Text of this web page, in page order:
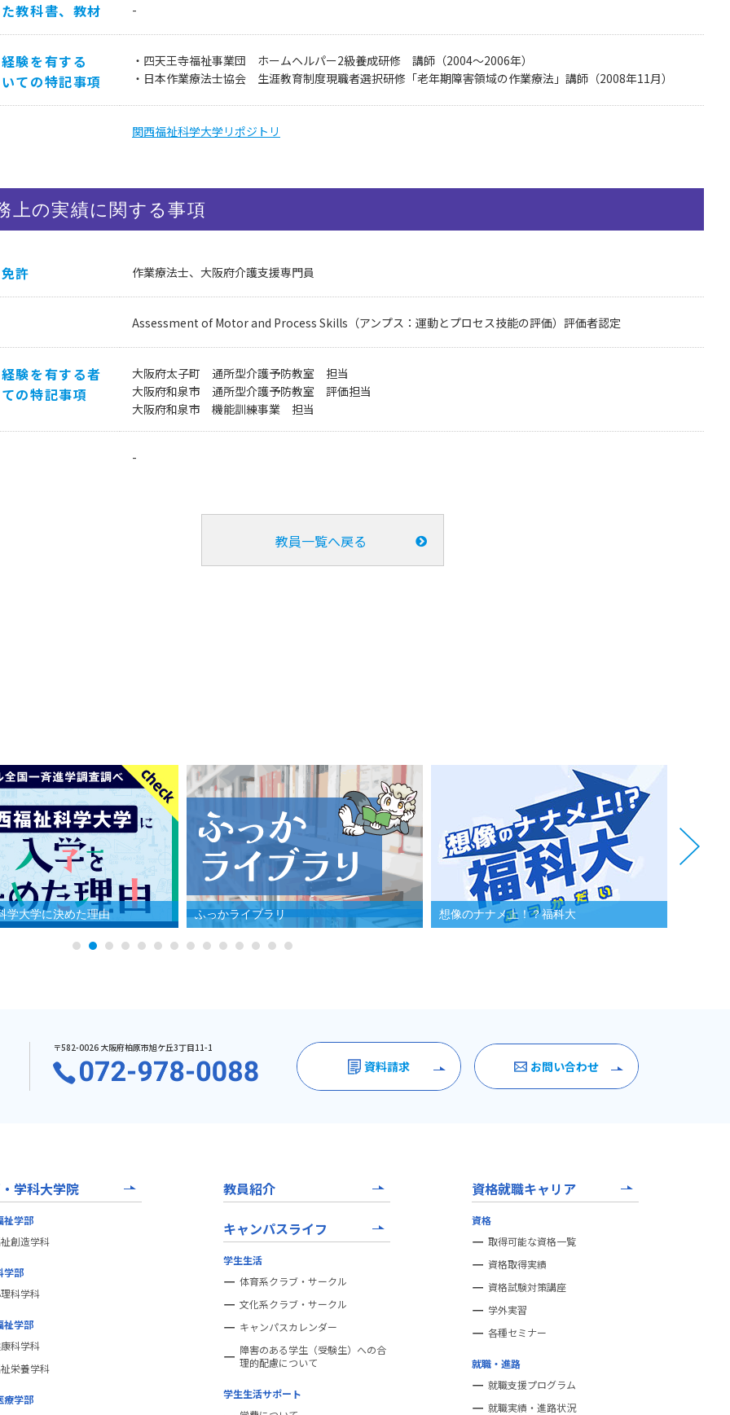
教科書、教材 -
験を有する
ての特記事項
・四天王寺福祉事業団 ホームヘルパー2級養成研修 講師（2004～2006年）
・日本作業療法士協会 生涯教育制度現職者選択研修「老年期障害領域の作業療法」講師（2008年11月）
関西福祉科学大学リポジトリ
上の実績に関する事項
許 作業療法士、大阪府介護支援専門員
Assessment of Motor and Process Skills（アンプス：運動とプロセス技能の評価）評価者認定
験を有する者
の特記事項
大阪府太子町 通所型介護予防教室 担当
大阪府和泉市 通所型介護予防教室 評価担当
大阪府和泉市 機能訓練事業 担当
-
教員一覧へ戻る
学大学に決めた理由 ふっかライブラリ 想像のナナメ上！？福科大
〒582-0026 大阪府柏原市旭ケ丘3丁目11-1
資料請求 お問い合わせ
学科大学院
祉学部
創造学科
学部
科学科
祉学部
科学科
栄養学科
療学部
教員紹介
キャンパスライフ
学生生活
体育系クラブ・サークル
文化系クラブ・サークル
キャンパスカレンダー
障害のある学生（受験生）への合
理的配慮について
学生生活サポート
資格就職キャリア
資格
取得可能な資格一覧
資格取得実績
資格試験対策講座
学外実習
各種セミナー
就職・進路
就職支援プログラム
就職実績・進路状況